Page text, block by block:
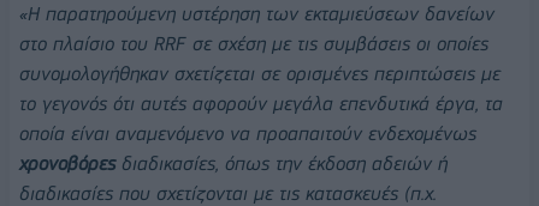
«Η παρατηρούμενη υστέρηση των εκταμιεύσεων δανείων
στο πλαίσιο του RRF σε σχέση με τις συμβάσεις οι οποίες
συνομολογήθηκαν σχετίζεται σε ορισμένες περιπτώσεις με
το γεγονός ότι αυτές αφορούν μεγάλα επενδυτικά έργα, τα
οποία είναι αναμενόμενο να προαπαιτούν ενδεχομένως
χρονοβόρεςδιαδικασίες, όπως την έκδοση αδειών ή
διαδικασίες που σχετίζονται με τις κατασκευές (π.χ.